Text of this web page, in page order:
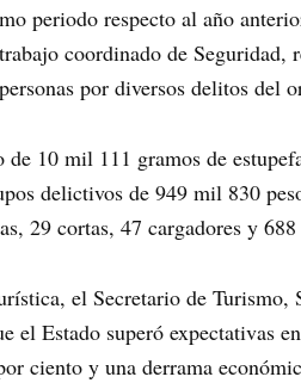
periodo respecto al año
coordinado de
por diversos delitos del
de 10 mil 111 gramos de
delictivos de 949 mil 830
29 cortas, 47 cargadores y
el Secretario de
el Estado superó expectativas
ciento y una derrama